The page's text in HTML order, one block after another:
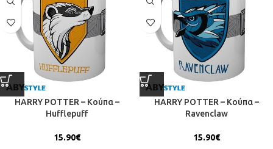
HARRY POTTER – Κούπα –
Hufflepuff
15.90€
HARRY POTTER – Κούπα –
Ravenclaw
15.90€